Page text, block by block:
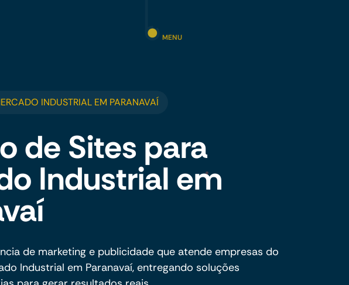
MENU
INDUSTRIAL EM PARANAVAÍ
de Sites para
Industrial em
de marketing e publicidade que atende empresas do
Industrial em Paranavaí, entregando soluções